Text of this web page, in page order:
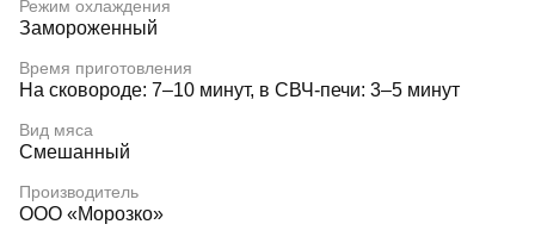
Режим охлаждения
Замороженный
Время приготовления
На сковороде: 7–10 минут, в СВЧ-печи: 3–5 минут
Вид мяса
Смешанный
Производитель
ООО «Морозко»